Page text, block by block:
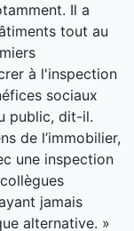
Il a
tout au
à l'inspection
sociaux
public, dit-il.
de l’immobilier,
une inspection
jamais
alternative. »